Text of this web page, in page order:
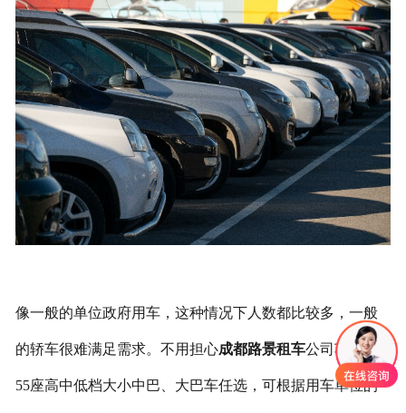
关于我们
联系我们
像一般的单位政府用车，这种情况下人数都比较多，一般
的轿车很难满足需求。不用担心成都路景租车公司车型10-
55座高中低档大小中巴、大巴车任选，可根据用车单位的